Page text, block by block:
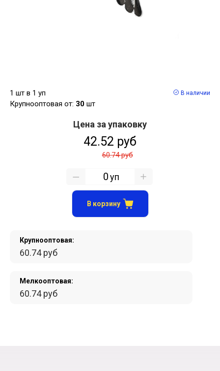
1 шт в 1 уп
Крупнооптовая от: 30 шт
В наличии
Крупнооптовая:
60.74 руб
Мелкооптовая:
60.74 руб
Цена за упаковку
42.52 руб
60.74 руб
уп
В корзину